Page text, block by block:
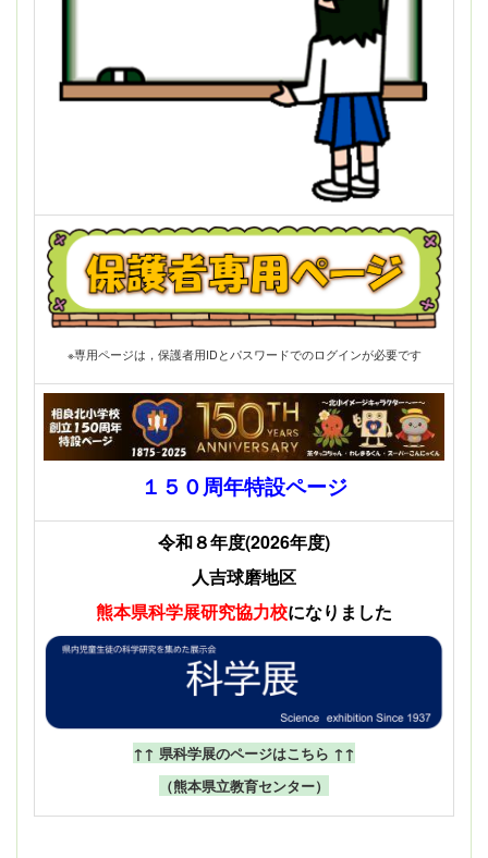
※専用ページは，保護者用IDとパスワードでのログインが必要です
１５０周年特設ページ
令和８年度(2026年度)
人吉球磨地区
熊本県科学展研究協力校になりました
↑↑ 県科学展のページはこちら ↑↑
（熊本県立教育センター）